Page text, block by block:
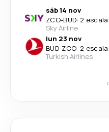
sáb 14 nov
ZCO-BUD· 2
Sky Airline
lun 23 nov
BUD-ZCO· 2
Turkish Airlines